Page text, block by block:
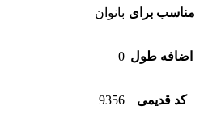
مناسب برای بانوان
اضافه طول 0
کد قدیمی 9356